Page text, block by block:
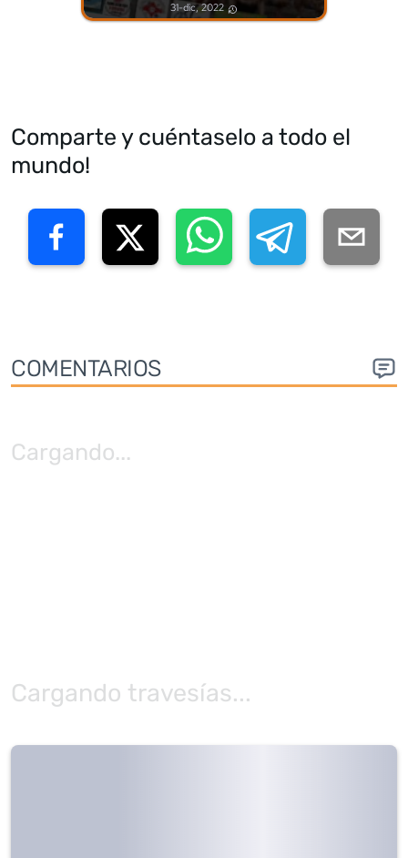
31-dic, 2022
Comparte y cuéntaselo a todo el
mundo!
COMENTARIOS
Cargando...
Cargando travesías...